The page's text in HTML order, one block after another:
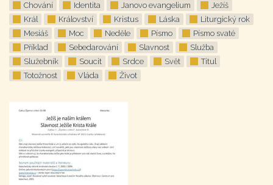
Chování
Identita Janovo evangelium
Ježíš
Král
Království Kristus Láska
Liturgický rok
Mesiáš
Moc Neděle Písmo
Písmo svaté
Příklad
Sebedarování Slavnost
Služba
Služebník
Soucit Srdce Svět
Titul
Totožnost
Vláda Život